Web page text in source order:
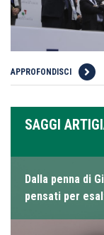
APPROFONDISCI
SAGGI
Dalla penna di
pensati per